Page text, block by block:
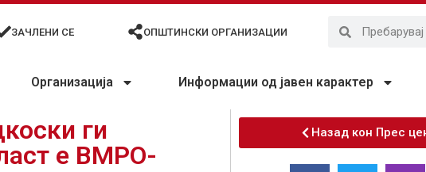
ЗАЧЛЕНИ СЕ ОПШТИНСКИ ОРГАНИЗАЦИИ
Организација Информации од јавен карактер
ги
е ВМРО-
Назад кон Прес